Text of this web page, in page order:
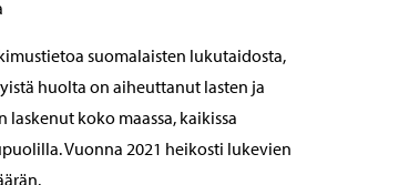
suomalaisten lukutaidosta,
huolta on aiheuttanut lasten ja
koko maassa, kaikissa
Vuonna 2021 heikosti lukevien